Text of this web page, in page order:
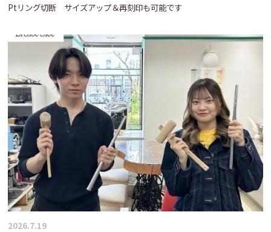
Ptリング切断 サイズアップ＆再刻印も可能です
2026.7.19